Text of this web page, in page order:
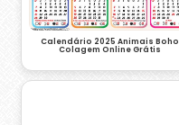
Calendário 2025 Animais Boho
Colagem Online Grátis